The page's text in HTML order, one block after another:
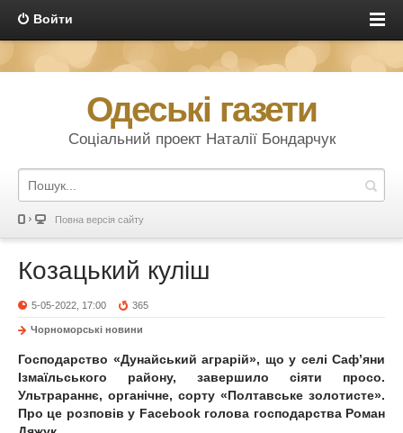
Войти
Одеські газети
Соціальний проект Наталії Бондарчук
Повна версія сайту
Козацький куліш
5-05-2022, 17:00 365
Чорноморські новини
Господарство «Дунайський аграрій», що у селі Саф’яни
Ізмаїльського району, завершило сіяти просо.
Ультрараннє, органічне, сорту «Полтавське золотисте».
Про це розповів у Facebook голова господарства Роман